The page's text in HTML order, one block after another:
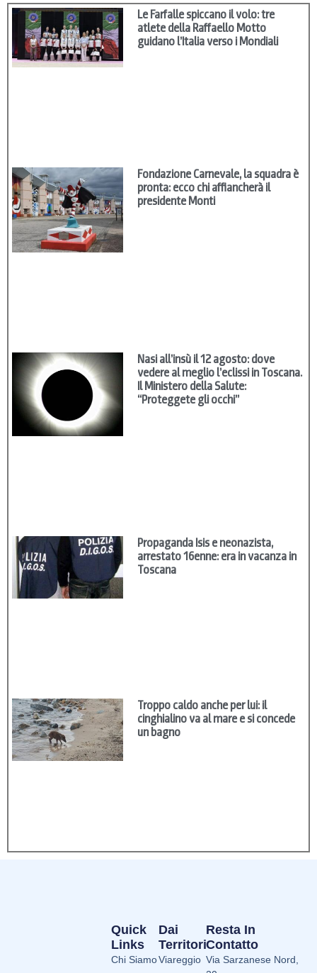
Le Farfalle spiccano il volo: tre
atlete della Raffaello Motto
guidano l’Italia verso i Mondiali
Fondazione Carnevale, la squadra è
pronta: ecco chi affiancherà il
presidente Monti
Nasi all’insù il 12 agosto: dove
vedere al meglio l’eclissi in Toscana.
Il Ministero della Salute:
“Proteggete gli occhi”
Propaganda Isis e neonazista,
arrestato 16enne: era in vacanza in
Toscana
Troppo caldo anche per lui: il
cinghialino va al mare e si concede
un bagno
Dai
Territori
Viareggio
Quick
Links
Chi Siamo
Resta In
Contatto
Via Sarzanese Nord,